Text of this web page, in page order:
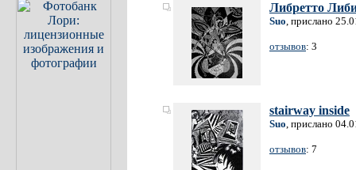
Либретто
Suo, прислано
отзывов: 3
stairway inside
Suo, прислано
отзывов: 7